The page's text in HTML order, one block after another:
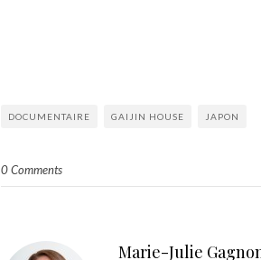
DOCUMENTAIRE GAIJIN HOUSE JAPON
0 Comments
Marie-Julie